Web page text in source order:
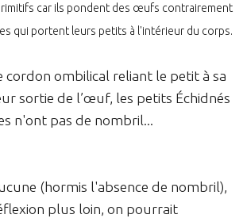
car ils pondent des œufs contrairement
qui portent leurs petits à l'intérieur du corps.
cordon ombilical reliant le petit à sa
sortie de l’œuf, les petits Échidnés
n'ont pas de nombril...
(hormis l'absence de nombril),
plus loin, on pourrait